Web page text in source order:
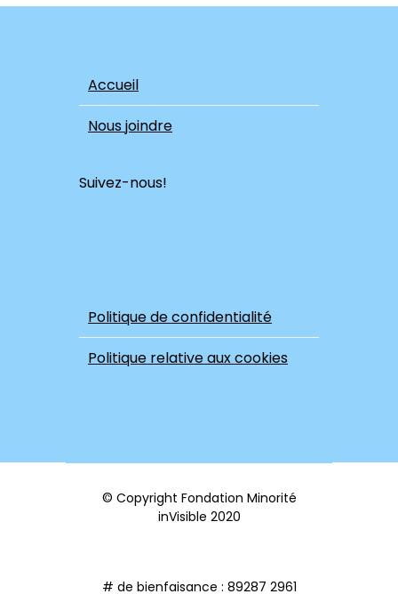
Accueil
Nous joindre
Suivez-nous!
Politique de confidentialité
Politique relative aux cookies
© Copyright Fondation Minorité
inVisible 2020
# de bienfaisance : 89287 2961